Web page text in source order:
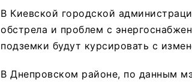
В Киевской городской
обстрела и проблем с
подземки будут курсировать с
В Днепровском районе, по данным